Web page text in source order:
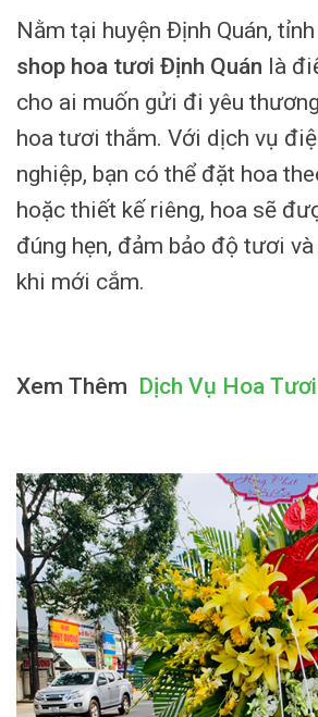
Nằm tại huyện Định Quán,
shop hoa tươi Định Quán là
cho ai muốn gửi đi yêu
hoa tươi thắm. Với dịch vụ
nghiệp, bạn có thể đặt hoa
hoặc thiết kế riêng, hoa sẽ
đúng hẹn, đảm bảo độ tươi
khi mới cắm.
Xem Thêm Dịch Vụ Hoa